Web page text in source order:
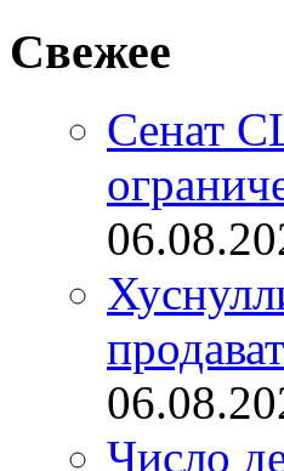
Свежее
Сенат
Число